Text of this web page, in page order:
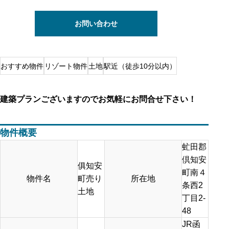
お問い合わせ
おすすめ物件 リゾート物件土地駅近（徒歩10分以内）
建築プランございますのでお気軽にお問合せ下さい！
物件概要
物件名
俱知安
町売り
土地
所在地
虻田郡
倶知安
町南４
条西2
丁目2-
48
JR函